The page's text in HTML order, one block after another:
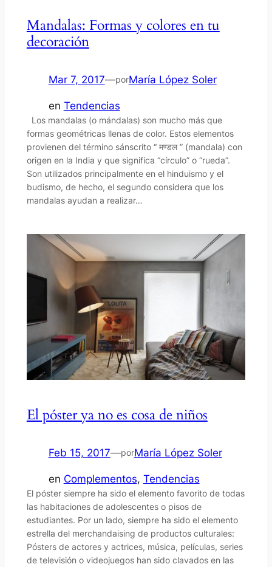
Mandalas: Formas y colores en tu
decoración
Mar 7, 2017—porMaría López Soler
en Tendencias
Los mandalas (o mándalas) son mucho más que
formas geométricas llenas de color. Estos elementos
provienen del término sánscrito “ मण्डल ” (mandala) con
origen en la India y que significa “círculo” o “rueda”.
Son utilizados principalmente en el hinduismo y el
budismo, de hecho, el segundo considera que los
mandalas ayudan a realizar…
El póster ya no es cosa de niños
Feb 15, 2017—porMaría López Soler
en Complementos, Tendencias
El póster siempre ha sido el elemento favorito de todas
las habitaciones de adolescentes o pisos de
estudiantes. Por un lado, siempre ha sido el elemento
estrella del merchandaising de productos culturales:
Pósters de actores y actrices, música, películas, series
de televisión o videojuegos han sido clavados en las